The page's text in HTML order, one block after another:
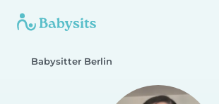
Babysitter Berlin